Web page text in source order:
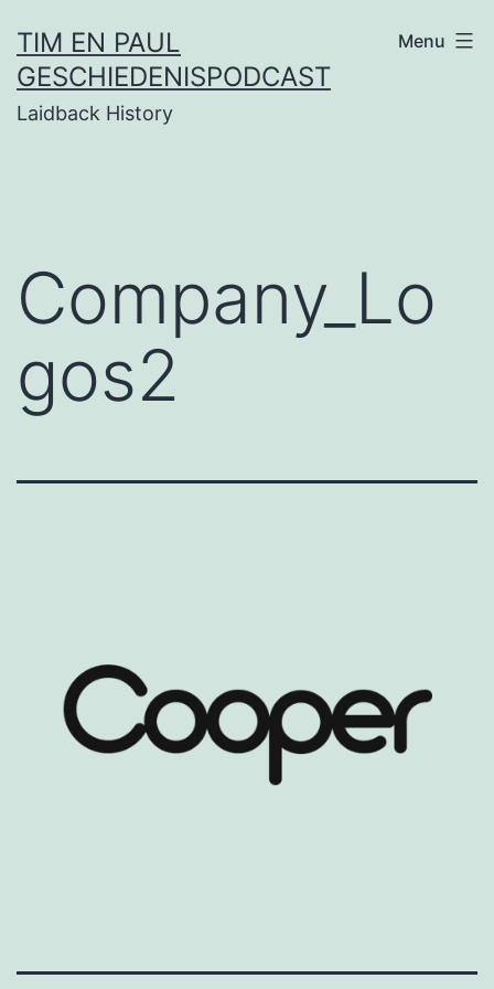
naar
de
inhoud
TIM EN PAUL
GESCHIEDENISPODCAST
Laidback History
Menu
Company_Lo
gos2